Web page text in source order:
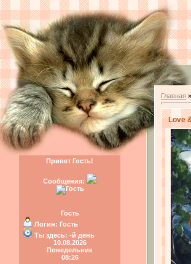
Привет Гость!
Сообщения:
Гость
Логин: Гость
Ты здесь: -й день
10.08.2026
Понедельник
08:26
Главная »
Love